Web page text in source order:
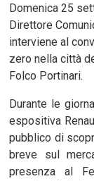
Domenica 25
Direttore
interviene al
zero nella città
Folco Portinari.
Durante le
espositiva
pubblico di
breve sul
presenza al